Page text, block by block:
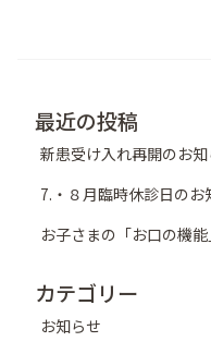
最近の投稿
新患受け入れ再開のお知
7.・８月臨時休診日のお
お子さまの「お口の機
カテゴリー
お知らせ